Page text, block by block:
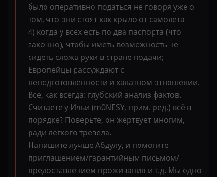
было оперативно податься не говоря уже о
том, что они стоят как крыло от самолета
4) когда у всех есть по два паспорта (что
законно), чтобы иметь возможность не
сидеть сложа руки в стране подачи;
Европейцы рассуждают о
неподготовленности и халатном отношении.
Все, как всегда: глубокий анализ фактов.
Считаете у Ильи (m0NESY, прим. ред.) всё в
порядке? Поверьте, он жертвует многим,
ради легкого тревела.
Напишите лучше Абдулу, и помогите
приглашением/гарантийным письмом/
предоставлением проживания и т.д. Мы одно